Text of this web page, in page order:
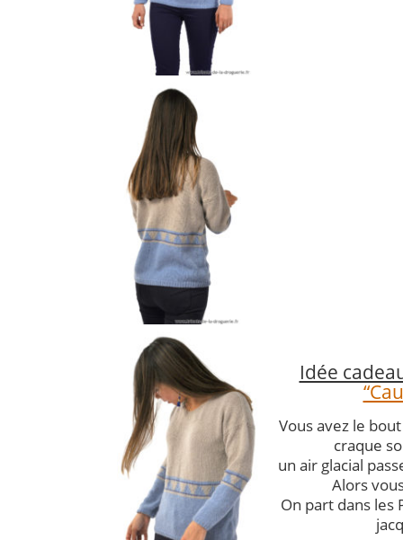
Idée
Vous avez le
craque
un air glacial
Alors
On part dans les